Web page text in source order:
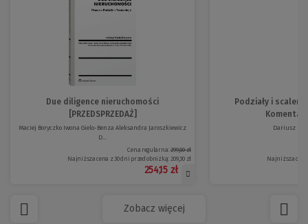
Due diligence nieruchomości
[PRZEDSPRZEDAŻ]
Maciej Boryczko Iwona Gielo-Benza Aleksandra Jaroszkiewicz
D...
Cena regularna:299,00 zł
Najniższa cena z 30 dni przed obniżką: 209,30 zł
254,15 zł
Podziały i
Dariusz
Najniższa
Zobacz więcej